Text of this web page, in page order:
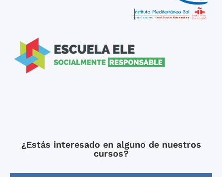
¿Estás interesado en alguno de nuestros
cursos?